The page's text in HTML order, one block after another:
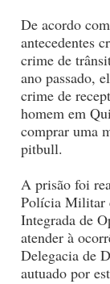
De acordo
antecedentes
crime de
ano passado,
crime de
homem em
comprar uma
pitbull.
A prisão foi
Polícia Militar
Integrada de
atender à
Delegacia de
autuado por